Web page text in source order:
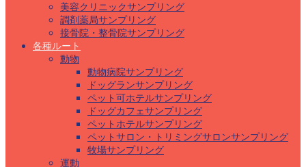
美容クリニックサンプリング
調剤薬局サンプリング
接骨院・整骨院サンプリング
各種ルート
動物
動物病院サンプリング
ドッグランサンプリング
ペット可ホテルサンプリング
ドッグカフェサンプリング
ペットホテルサンプリング
ペットサロン・トリミングサロンサンプリング
牧場サンプリング
運動